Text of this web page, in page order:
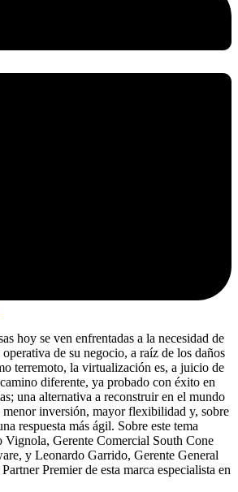
hoy se ven enfrentadas a la necesidad de
de su negocio, a raíz de los daños
terremoto, la virtualización es, a juicio de
diferente, ya probado con éxito en
una alternativa a reconstruir en el mundo
inversión, mayor flexibilidad y, sobre
respuesta más ágil. Sobre este tema
Vignola, Gerente Comercial South Cone
y Leonardo Garrido, Gerente General
Premier de esta marca especialista en